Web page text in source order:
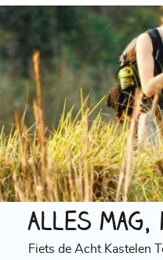
Alles mag,
Fiets de Acht Kastelen